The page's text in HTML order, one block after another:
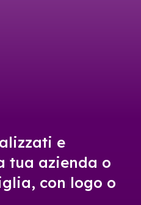
e
tua azienda o
con logo o